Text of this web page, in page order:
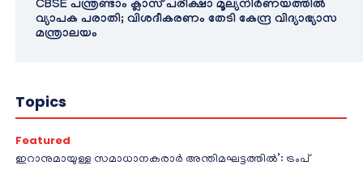
CBSE പന്ത്രണ്ടാം ക്ലാസ് പരീക്ഷാ മൂല്യനിർണയത്തിൽ
വ്യാപക പരാതി; വിശദീകരണം തേടി കേന്ദ്ര വിദ്യാഭ്യാസ
മന്ത്രാലയം
Topics
Featured
ഇറാനുമായുള്ള സമാധാനകരാർ അന്തിമഘട്ടത്തിൽ‌’: ട്രംപ്